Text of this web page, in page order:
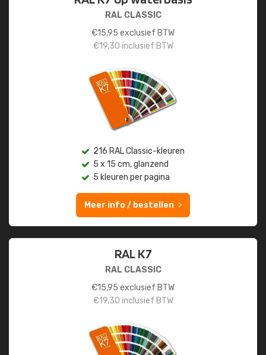
RAL CLASSIC
€15,95 exclusief BTW
€19,30 inclusief BTW
216 RAL Classic-kleuren
5 x 15 cm, glanzend
5 kleuren per pagina
Meer info / bestellen
RAL K7
RAL CLASSIC
€15,95 exclusief BTW
€19,30 inclusief BTW